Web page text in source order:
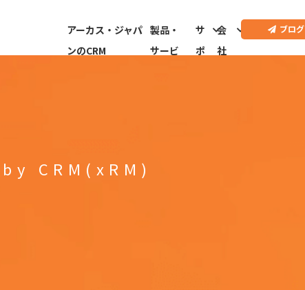
アーカス・ジャパ
ンのCRM
製品・
サービ
サ
ポ
会
社
ブログ
by CRM(xRM)